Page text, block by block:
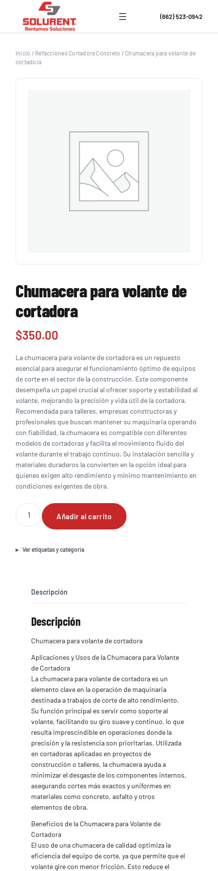
contenido
(662) 523-0942
Inicio / Refacciones Cortadora Concreto /Chumacera para volante de
cortadora
Chumacera para volante de
cortadora
$350.00
La chumacera para volante de cortadora es un repuesto
esencial para asegurar el funcionamiento óptimo de equipos
de corte en el sector de la construcción. Este componente
desempeña un papel crucial al ofrecer soporte y estabilidad al
volante, mejorando la precisión y vida útil de la cortadora.
Recomendada para talleres, empresas constructoras y
profesionales que buscan mantener su maquinaria operando
con fiabilidad, la chumacera es compatible con diferentes
modelos de cortadoras y facilita el movimiento fluido del
volante durante el trabajo continuo. Su instalación sencilla y
materiales duraderos la convierten en la opción ideal para
quienes exigen alto rendimiento y mínimo mantenimiento en
condiciones exigentes de obra.
Chumacera
para
volante
cortadora
Añadir al carrito
Ver etiquetas y categoría
Descripción
Descripción
Chumacera para volante de cortadora
Aplicaciones y Usos de la Chumacera para Volante
de Cortadora
La chumacera para volante de cortadora es un
elemento clave en la operación de maquinaria
destinada a trabajos de corte de alto rendimiento.
Su función principal es servir como soporte al
volante, facilitando su giro suave y continuo, lo que
resulta imprescindible en operaciones donde la
precisión y la resistencia son prioritarias. Utilizada
en cortadoras aplicadas en proyectos de
construcción o talleres, la chumacera ayuda a
minimizar el desgaste de los componentes internos,
asegurando cortes más exactos y uniformes en
materiales como concreto, asfalto y otros
elementos de obra.
Beneficios de la Chumacera para Volante de
Cortadora
El uso de una chumacera de calidad optimiza la
eficiencia del equipo de corte, ya que permite que el
volante gire con menor fricción. Esto reduce el